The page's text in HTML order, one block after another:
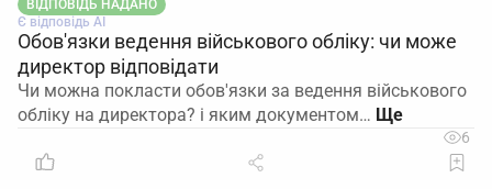
ВІДПОВІДЬ НАДАНО
Є відповідь АІ
Обов'язки ведення військового обліку: чи може
директор відповідати
Чи можна покласти обов'язки за ведення військового
обліку на директора? і яким документом…
6